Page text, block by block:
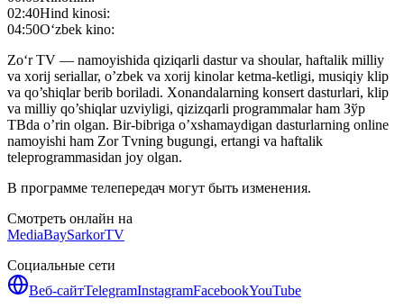
02:40Hind kinosi:
04:50O‘zbek kino:
Zo‘r TV — namoyishida qiziqarli dastur va shoular, haftalik milliy
va xorij seriallar, o’zbek va xorij kinolar ketma-ketligi, musiqiy klip
va qo’shiqlar berib boriladi. Xonandalarning konsert dasturlari, klip
va milliy qo’shiqlar uzviyligi, qizizqarli programmalar ham Зўр
ТВda o’rin olgan. Bir-bibriga o’xshamaydigan dasturlarning online
namoyishi ham Zor Tvning bugungi, ertangi va haftalik
teleprogrammasidan joy olgan.
В программе телепередач могут быть изменения.
Смотреть онлайн на
MediaBaySarkorTV
Социальные сети
Веб-сайтTelegramInstagramFacebookYouTube